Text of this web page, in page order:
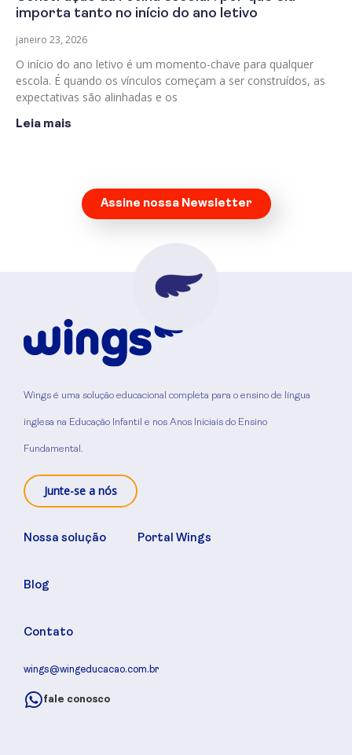
importa tanto no início do ano letivo
janeiro 23, 2026
O início do ano letivo é um momento-chave para qualquer
escola. É quando os vínculos começam a ser construídos, as
expectativas são alinhadas e os
Leia mais
Assine nossa Newsletter
Wings é uma solução educacional completa para o ensino de língua
inglesa na Educação Infantil e nos Anos Iniciais do Ensino
Fundamental.
Junte-se a nós
Nossa solução
Blog
Contato
Portal Wings
wings@wingeducacao.com.br
fale conosco